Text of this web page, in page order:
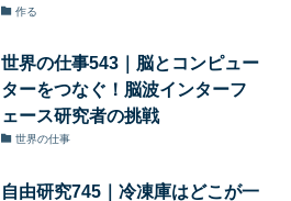
作る
世界の仕事543｜脳とコンピュー
ターをつなぐ！脳波インターフ
ェース研究者の挑戦
世界の仕事
自由研究745｜冷凍庫はどこが一